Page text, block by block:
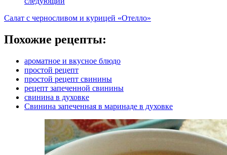
Салат с черносливом и курицей «Отелло»
Похожие рецепты:
ароматное и вкусное блюдо
простой рецепт
простой рецепт свинины
рецепт запеченной свинины
свинина в духовке
Свинина запеченная в маринаде в духовке